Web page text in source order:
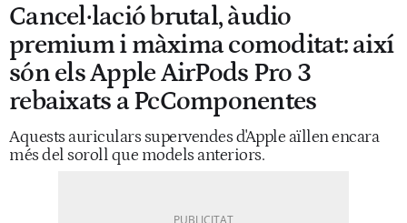
Cancel·lació brutal, àudio
premium i màxima comoditat: així
són els Apple AirPods Pro 3
rebaixats a PcComponentes
Aquests auriculars supervendes d'Apple aïllen encara
més del soroll que models anteriors.